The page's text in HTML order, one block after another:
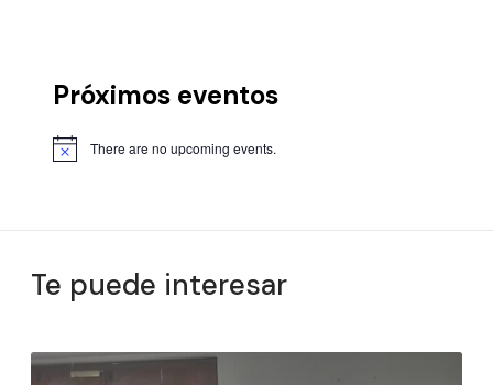
Próximos eventos
There are no upcoming events.
Te puede interesar